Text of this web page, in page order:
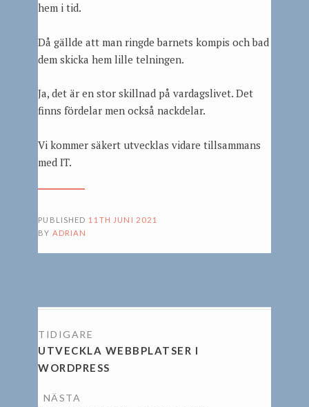
hem i tid.
Då gällde att man ringde barnets kompis och bad
dem skicka hem lille telningen.
Ja, det är en stor skillnad på vardagslivet. Det
finns fördelar men också nackdelar.
Vi kommer säkert utvecklas vidare tillsammans
med IT.
PUBLISHED 11TH JUNI 2021
BY ADRIAN
UTVECKLA WEBBPLATSER I
WORDPRESS